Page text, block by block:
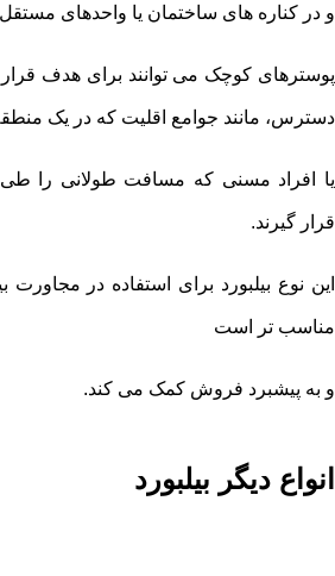
و در کناره های ساختمان یا واحدهای
پوسترهای کوچک می توانند برای هدف
دسترس، مانند جوامع اقلیت که در یک
یا افراد مسنی که مسافت طولانی را طی
قرار گیرند.
این نوع بیلبورد برای استفاده در
مناسب تر است
و به پیشبرد فروش کمک می کند.
انواع دیگر بیلبورد